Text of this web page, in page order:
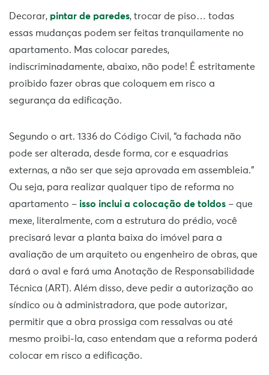
Decorar, pintar de paredes, trocar de piso… todas
essas mudanças podem ser feitas tranquilamente no
apartamento. Mas colocar paredes,
indiscriminadamente, abaixo, não pode! É estritamente
proibido fazer obras que coloquem em risco a
segurança da edificação.
Segundo o art. 1336 do Código Civil, “a fachada não
pode ser alterada, desde forma, cor e esquadrias
externas, a não ser que seja aprovada em assembleia.”
Ou seja, para realizar qualquer tipo de reforma no
apartamento – isso inclui a colocação de toldos – que
mexe, literalmente, com a estrutura do prédio, você
precisará levar a planta baixa do imóvel para a
avaliação de um arquiteto ou engenheiro de obras, que
dará o aval e fará uma Anotação de Responsabilidade
Técnica (ART). Além disso, deve pedir a autorização ao
síndico ou à administradora, que pode autorizar,
permitir que a obra prossiga com ressalvas ou até
mesmo proibi-la, caso entendam que a reforma poderá
colocar em risco a edificação.